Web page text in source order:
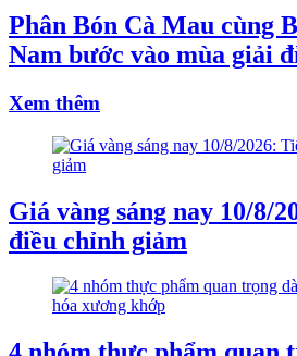
Phân Bón Cà Mau cùng
Nam bước vào mùa giải
Xem thêm
Giá vàng sáng nay 10/8/
điều chỉnh giảm